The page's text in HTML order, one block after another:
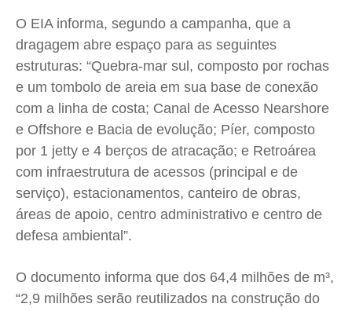
O EIA informa, segundo a campanha, que a
dragagem abre espaço para as seguintes
estruturas: “Quebra-mar sul, composto por rochas
e um tombolo de areia em sua base de conexão
com a linha de costa; Canal de Acesso Nearshore
e Offshore e Bacia de evolução; Píer, composto
por 1 jetty e 4 berços de atracação; e Retroárea
com infraestrutura de acessos (principal e de
serviço), estacionamentos, canteiro de obras,
áreas de apoio, centro administrativo e centro de
defesa ambiental”.
O documento informa que dos 64,4 milhões de m³,
“2,9 milhões serão reutilizados na construção do